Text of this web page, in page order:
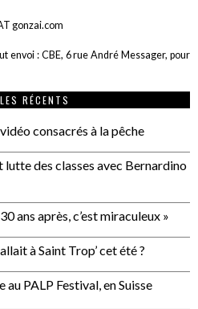
gonzai.com
envoi : CBE, 6 rue André Messager, pour
RÉCENTS
consacrés à la pêche
des classes avec Bernardino
ans après, c’est miraculeux »
à Saint Trop’ cet été ?
PALP Festival, en Suisse